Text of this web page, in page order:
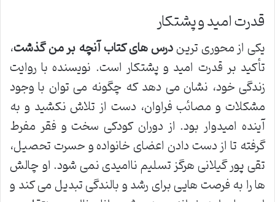
قدرت امید و پشتکار
یکی از محوری تریندرس های کتاب آنچه بر من گذشت،
تأکید بر قدرت امید و پشتکار است. نویسنده با روایت
زندگی خود، نشان می دهد که چگونه می توان با وجود
مشکلات و مصائب فراوان، دست از تلاش نکشید و به
آینده امیدوار بود. از دوران کودکی سخت و فقر مفرط
گرفته تا از دست دادن اعضای خانواده و حسرت تحصیل،
تقی پور گیلانی هرگز تسلیم ناامیدی نمی شود. او چالش
ها را به فرصت هایی برای رشد و بالندگی تبدیل می کند و